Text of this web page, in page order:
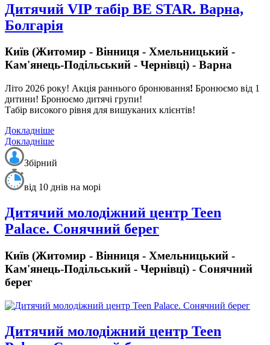
Дитячий VIP табір BE STAR. Варна,
Болгарія
Київ (Житомир - Вінниця - Хмельницький -
Кам'янець-Подільський - Чернівці) - Варна
Літо 2026 року! Акція раннього бронювання! Бронюємо від 1
дитини! Бронюємо дитячі групи!
Табір високого рівня для вишуканих клієнтів!
Докладніше
Докладніше
Збірний
від 10 днів на морі
Дитячий молодіжний центр Teen
Palace. Сонячний берег
Київ (Житомир - Вінниця - Хмельницький -
Кам'янець-Подільський - Чернівці) - Сонячний
берег
Дитячий молодіжний центр Teen